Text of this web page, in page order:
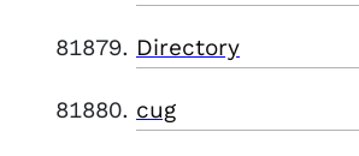
Directory
cug